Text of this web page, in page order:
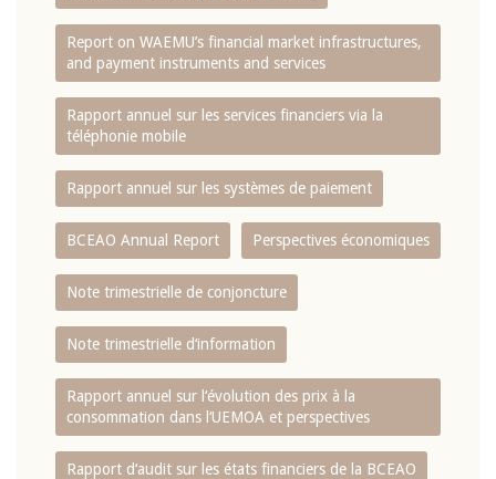
Report on WAEMU’s financial market infrastructures,
and payment instruments and services
Rapport annuel sur les services financiers via la
téléphonie mobile
Rapport annuel sur les systèmes de paiement
BCEAO Annual Report Perspectives économiques
Note trimestrielle de conjoncture
Note trimestrielle d‘information
Rapport annuel sur l‘évolution des prix à la
consommation dans l‘UEMOA et perspectives
Rapport d‘audit sur les états financiers de la BCEAO